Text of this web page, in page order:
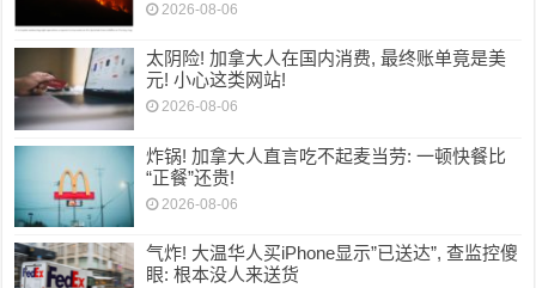
2026-08-06
太阴险! 加拿大人在国内消费, 最终账单竟是美
元! 小心这类网站!
2026-08-06
炸锅! 加拿大人直言吃不起麦当劳: 一顿快餐比
“正餐”还贵!
2026-08-06
气炸! 大温华人买iPhone显示”已送达”, 查监控傻
眼: 根本没人来送货